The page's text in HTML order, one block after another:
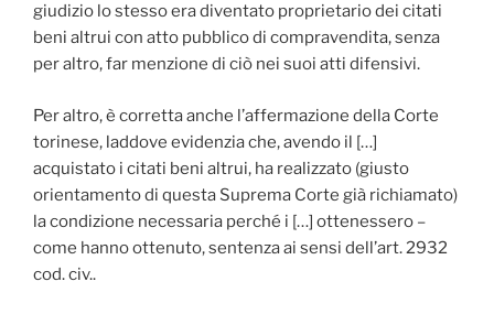
giudizio lo stesso era diventato proprietario dei citati
beni altrui con atto pubblico di compravendita, senza
per altro, far menzione di ciò nei suoi atti difensivi.
Per altro, è corretta anche l’affermazione della Corte
torinese, laddove evidenzia che, avendo il […]
acquistato i citati beni altrui, ha realizzato (giusto
orientamento di questa Suprema Corte già richiamato)
la condizione necessaria perché i […] ottenessero –
come hanno ottenuto, sentenza ai sensi dell’art. 2932
cod. civ..